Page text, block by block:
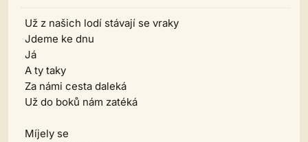
Už z našich lodí stávají se vraky
Jdeme ke dnu
Já
A ty taky
Za námi cesta daleká
Už do boků nám zatéká
Míjely se